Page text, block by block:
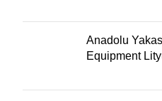
Anadolu
Equipment